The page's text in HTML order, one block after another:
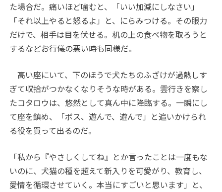
た場合だ。痛いほど噛むと、「いい加減にしなさい」
「それ以上やると怒るよ」と、にらみつける。その眼力
だけで、相手は目を伏せる。机の上の食べ物を取ろうと
するなどお行儀の悪い時も同様だ。
高い座にいて、下のほうで犬たちのふざけが過熱しす
ぎて収拾がつかなくなりそうな時がある。雲行きを察し
たコタロウは、悠然として真ん中に降臨する。一瞬にし
て座を鎮め、「ボス、遊んで、遊んで」と追いかけられ
る役を買って出るのだ。
「私から『やさしくしてね』とか言ったことは一度もな
いのに、犬猫の種を超えて新入りを可愛がり、教育し、
愛情を循環させていく。本当にすごいと思います」と、